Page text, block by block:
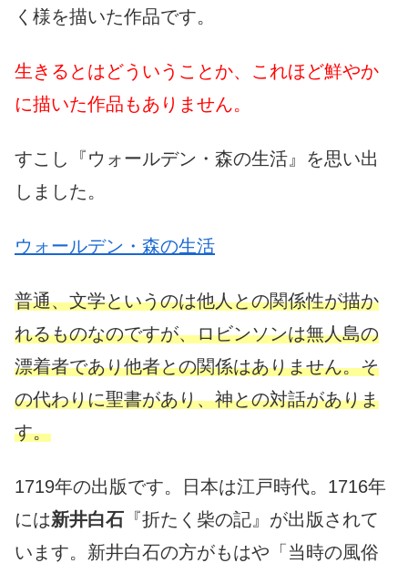
く様を描いた作品です。
生きるとはどういうことか、これほど鮮やか
に描いた作品もありません。
すこし『ウォールデン・森の生活』を思い出
しました。
ウォールデン・森の生活
普通、文学というのは他人との関係性が描か
れるものなのですが、ロビンソンは無人島の
漂着者であり他者との関係はありません。そ
の代わりに聖書があり、神との対話がありま
す。
1719年の出版です。日本は江戸時代。1716年
には新井白石 『折たく柴の記』が出版されて
います。新井白石の方がもはや「当時の風俗